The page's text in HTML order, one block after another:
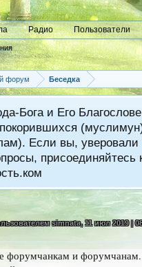
Радио Пользователи
форум Беседка
Бога и Его
Если вы,
simnata,11 июл 2019 |
форумчанкам и